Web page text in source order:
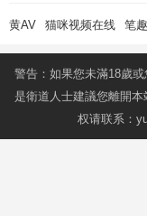
黄AV 猫咪视频在线 笔
警告：如果您未滿18歲
是衛道人士建議您離開
权请联系：